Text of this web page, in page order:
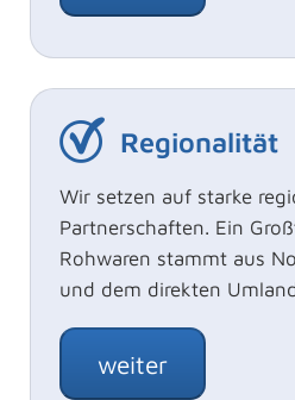
Regionalität
Wir setzen auf starke
Partnerschaften. Ein
Rohwaren stammt aus
und dem direkten
weiter